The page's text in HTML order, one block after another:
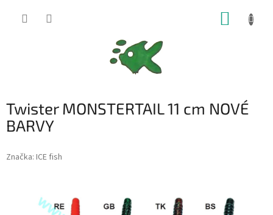
Twister MONSTERTAIL 11 cm NOVÉ
BARVY
Značka: ICE fish